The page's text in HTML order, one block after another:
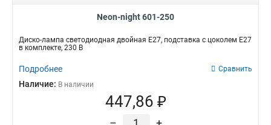
Neon-night 601-250
Диско-лампа светодиодная двойная Е27, подставка с цоколем Е27
в комплекте, 230 В
Подробнее Сравнить
Наличие: В наличии
447,86 ₽